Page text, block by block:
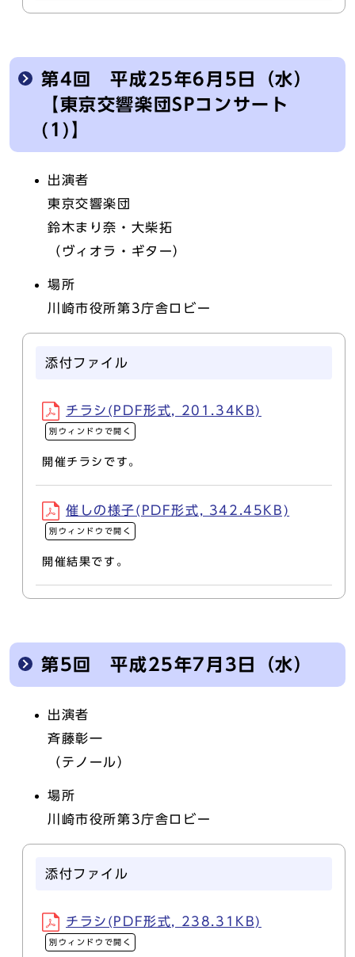
第4回 平成25年6月5日（水）
【東京交響楽団SPコンサート
(1)】
出演者
東京交響楽団
鈴木まり奈・大柴拓
（ヴィオラ・ギター）
場所
川崎市役所第3庁舎ロビー
添付ファイル
チラシ(PDF形式, 201.34KB)
別ウィンドウで開く
開催チラシです。
催しの様子(PDF形式, 342.45KB)
別ウィンドウで開く
開催結果です。
第5回 平成25年7月3日（水）
出演者
斉藤彰一
（テノール）
場所
川崎市役所第3庁舎ロビー
添付ファイル
チラシ(PDF形式, 238.31KB)
別ウィンドウで開く